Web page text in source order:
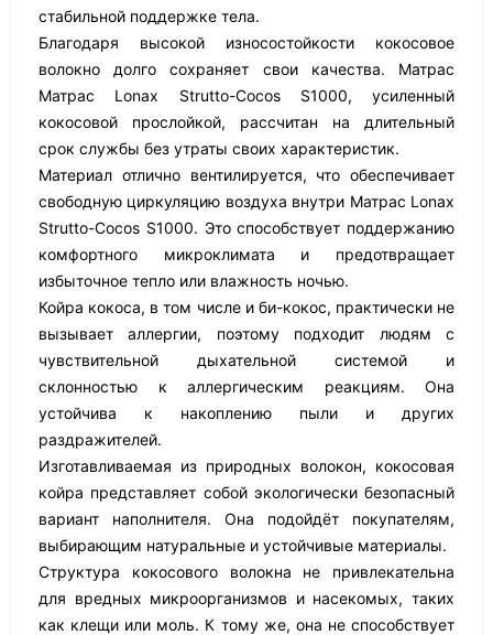
стабильной поддержке тела.
Благодаря высокой износостойкости кокосовое
волокно долго сохраняет свои качества. Матрас
Матрас Lonax Strutto-Cocos S1000, усиленный
кокосовой прослойкой, рассчитан на длительный
срок службы без утраты своих характеристик.
Материал отлично вентилируется, что обеспечивает
свободную циркуляцию воздуха внутри Матрас Lonax
Strutto-Cocos S1000. Это способствует поддержанию
комфортного микроклимата и предотвращает
избыточное тепло или влажность ночью.
Койра кокоса, в том числе и би-кокос, практически не
вызывает аллергии, поэтому подходит людям с
чувствительной дыхательной системой и
склонностью к аллергическим реакциям. Она
устойчива к накоплению пыли и других
раздражителей.
Изготавливаемая из природных волокон, кокосовая
койра представляет собой экологически безопасный
вариант наполнителя. Она подойдёт покупателям,
выбирающим натуральные и устойчивые материалы.
Структура кокосового волокна не привлекательна
для вредных микроорганизмов и насекомых, таких
как клещи или моль. К тому же, она не способствует